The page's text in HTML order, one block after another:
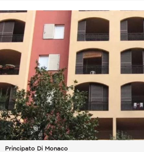
Principato Di Monaco